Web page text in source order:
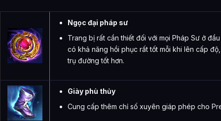
Ngọc đại pháp sư
Trang bị rất cần thiết đối với mọi Pháp Sư ở
có khả năng hồi phục rất tốt mỗi khi lên cấp
trụ đường tốt hơn.
Giày phù thủy
Cung cấp thêm chỉ số xuyên giáp phép cho